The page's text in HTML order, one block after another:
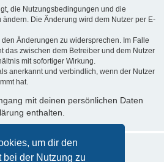
um dir den
bei der Nutzung zu
die Nutzungsbedingungen und die
ändern. Die Änderung wird dem Nutzer per E-
den Änderungen zu widersprechen. Im Falle
das zwischen dem Betreiber und dem Nutzer
mit sofortiger Wirkung.
anerkannt und verbindlich, wenn der Nutzer
hat.
mit deinen persönlichen Daten
enthalten.